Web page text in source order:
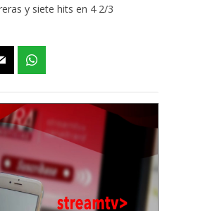
y siete hits en 4 2/3